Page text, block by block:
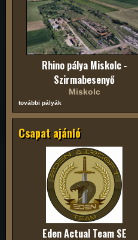
Rhino pálya Miskolc -
Szirmabesenyő
Miskolc
további pályák
Csapat ajánló
Eden Actual Team SE